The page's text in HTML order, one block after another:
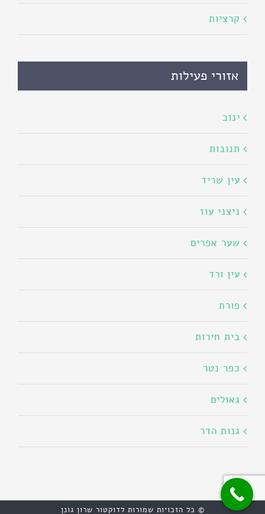
קרציות
אזורי פעילות
ינוב
תנובות
עין שריד
ניצני עוז
שער אפרים
עין ורד
פורת
בית חירות
כפר נטר
גאולים
גנות הדר
© כל הזכויות שמורות לדוקטור שרון גונן